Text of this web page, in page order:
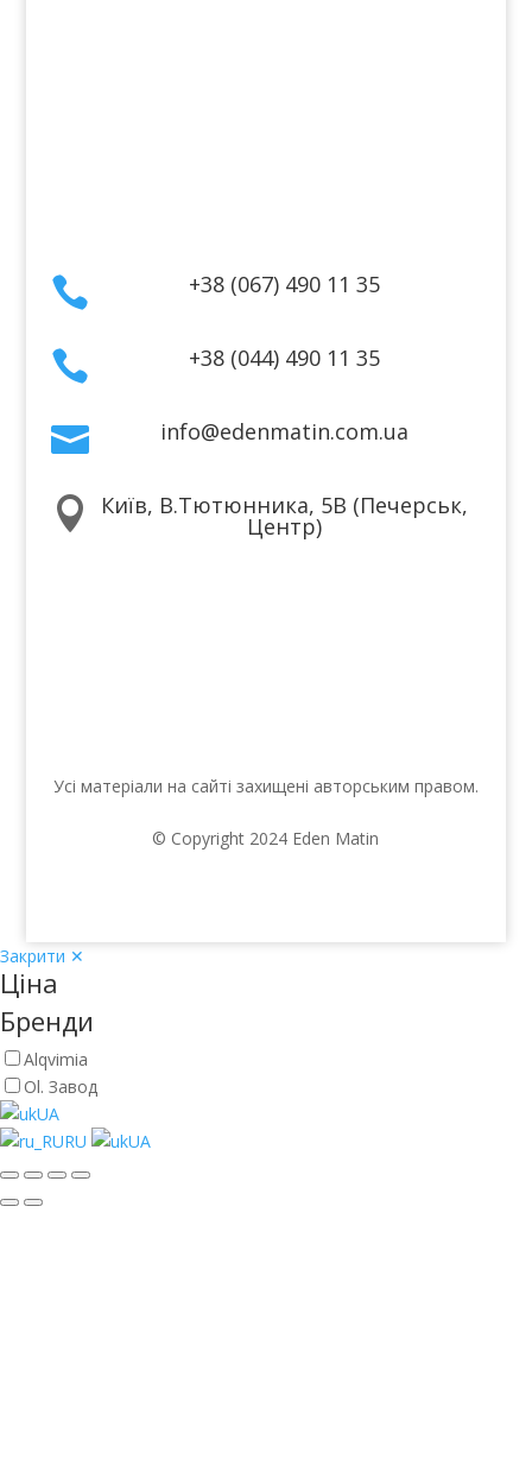
 +38 (067) 490 11 35
 +38 (044) 490 11 35
 info@edenmatin.com.ua
 Київ, В.Тютюнника, 5В (Печерськ,
Центр)
Усі матеріали на сайті захищені авторським правом.
© Copyright 2024 Eden Matin
Закрити ✕
Ціна
Бренди
Alqvimia
Ol. Завод
UA
RU
UA